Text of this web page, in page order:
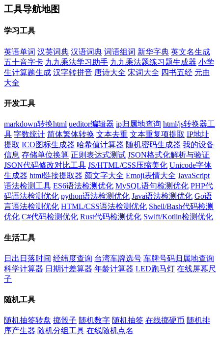
工具导航地图
学习工具
英语单词 汉英词典 汉语词典 词语组词 新华字典 英文名生成
五十音字卡 九九乘法学习助手 九九乘法题练习题生成器 小学
生计算题生成 汉字转拼音 唐诗大全 宋词大全 四书五经 元曲
大全
开发工具
markdown转换html ueditor编辑器 ip归属地查询 html/js转换器工
具 字数统计 简体繁体转换 文本去重 文本重复项提取 IP地址
提取 ICO图标生成器 哈希值计算器 随机密码生成器 我的设备
信息 存储单位换算 正则表达式测试 JSON格式化解析与验证
JSON代码修改对比工具 JS/HTML/CSS压缩美化 Unicode字体
生成器 html链接提取器 颜文字大全 Emoji表情大全 JavaScript
语法检测工具 ES6语法检测优化 MySQL语句检测优化 PHP代
码语法检测优化 python语法检测优化 Java语法检测优化 Go语
言语法检测优化 HTML/CSS语法检测优化 Shell/Bash代码检测
优化 C#代码检测优化 Rust代码检测优化 Swift/Kotlin检测优化
生活工具
日出日落时间 经纬度查询 台湾车牌选号 车牌号码归属地查询
科学计算器 日期计差算器 年龄计算器 LED跑马灯 在线屏幕尺
子
随机工具
随机抽签转盘 掷骰子 随机数字 随机抽签 在线掷硬币 随机排
序产生器 随机分组工具 在线随机点名